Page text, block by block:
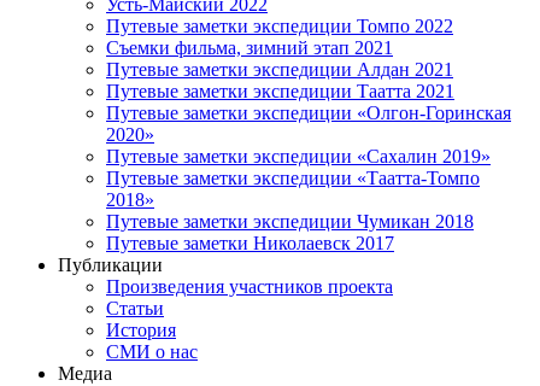
Усть-Майский 2022
Путевые заметки экспедиции Томпо 2022
Съемки фильма, зимний этап 2021
Путевые заметки экспедиции Алдан 2021
Путевые заметки экспедиции Таатта 2021
Путевые заметки экспедиции «Олгон-Горинская
2020»
Путевые заметки экспедиции «Сахалин 2019»
Путевые заметки экспедиции «Таатта-Томпо
2018»
Путевые заметки экспедиции Чумикан 2018
Путевые заметки Николаевск 2017
Публикации
Произведения участников проекта
Статьи
История
СМИ о нас
Медиа